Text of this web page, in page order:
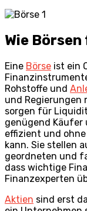
Wie
Eine Börse ist ein
Rohstoffe und
und Regierungen
sorgen für
genügend Käufer
effizient und
kann. Sie stellen
geordneten und
dass wichtige
Finanzexperten
Aktien sind erst